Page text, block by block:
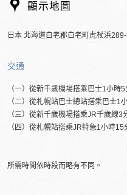
顯示地圖
日本 北海道白老郡白老町虎杖浜
交通
（一）從新千歲機場搭乘巴士1小時
（二）從札幌站巴士總站搭乘巴士1
（三）從新千歲機場搭乘JR千歲線
（四）從札幌站搭乘JR特急1小時
所需時間依時段而略有不同。